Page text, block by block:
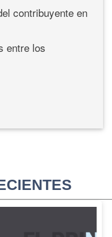
contribuyente en
entre los